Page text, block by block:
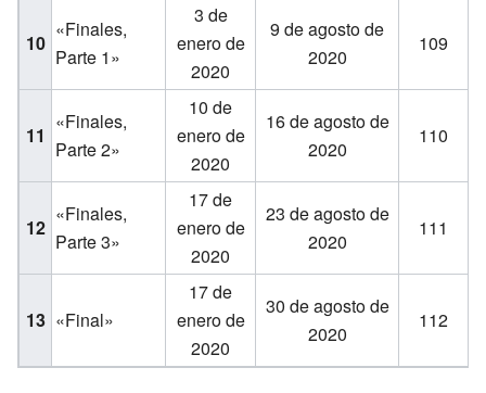
10
«Finales,
Parte 1»
3 de
enero de
2020
9 de agosto de
2020
109
11
«Finales,
Parte 2»
10 de
enero de
2020
16 de agosto de
2020
110
12
«Finales,
Parte 3»
17 de
enero de
2020
23 de agosto de
2020
111
13 «Final»
17 de
enero de
2020
30 de agosto de
2020
112